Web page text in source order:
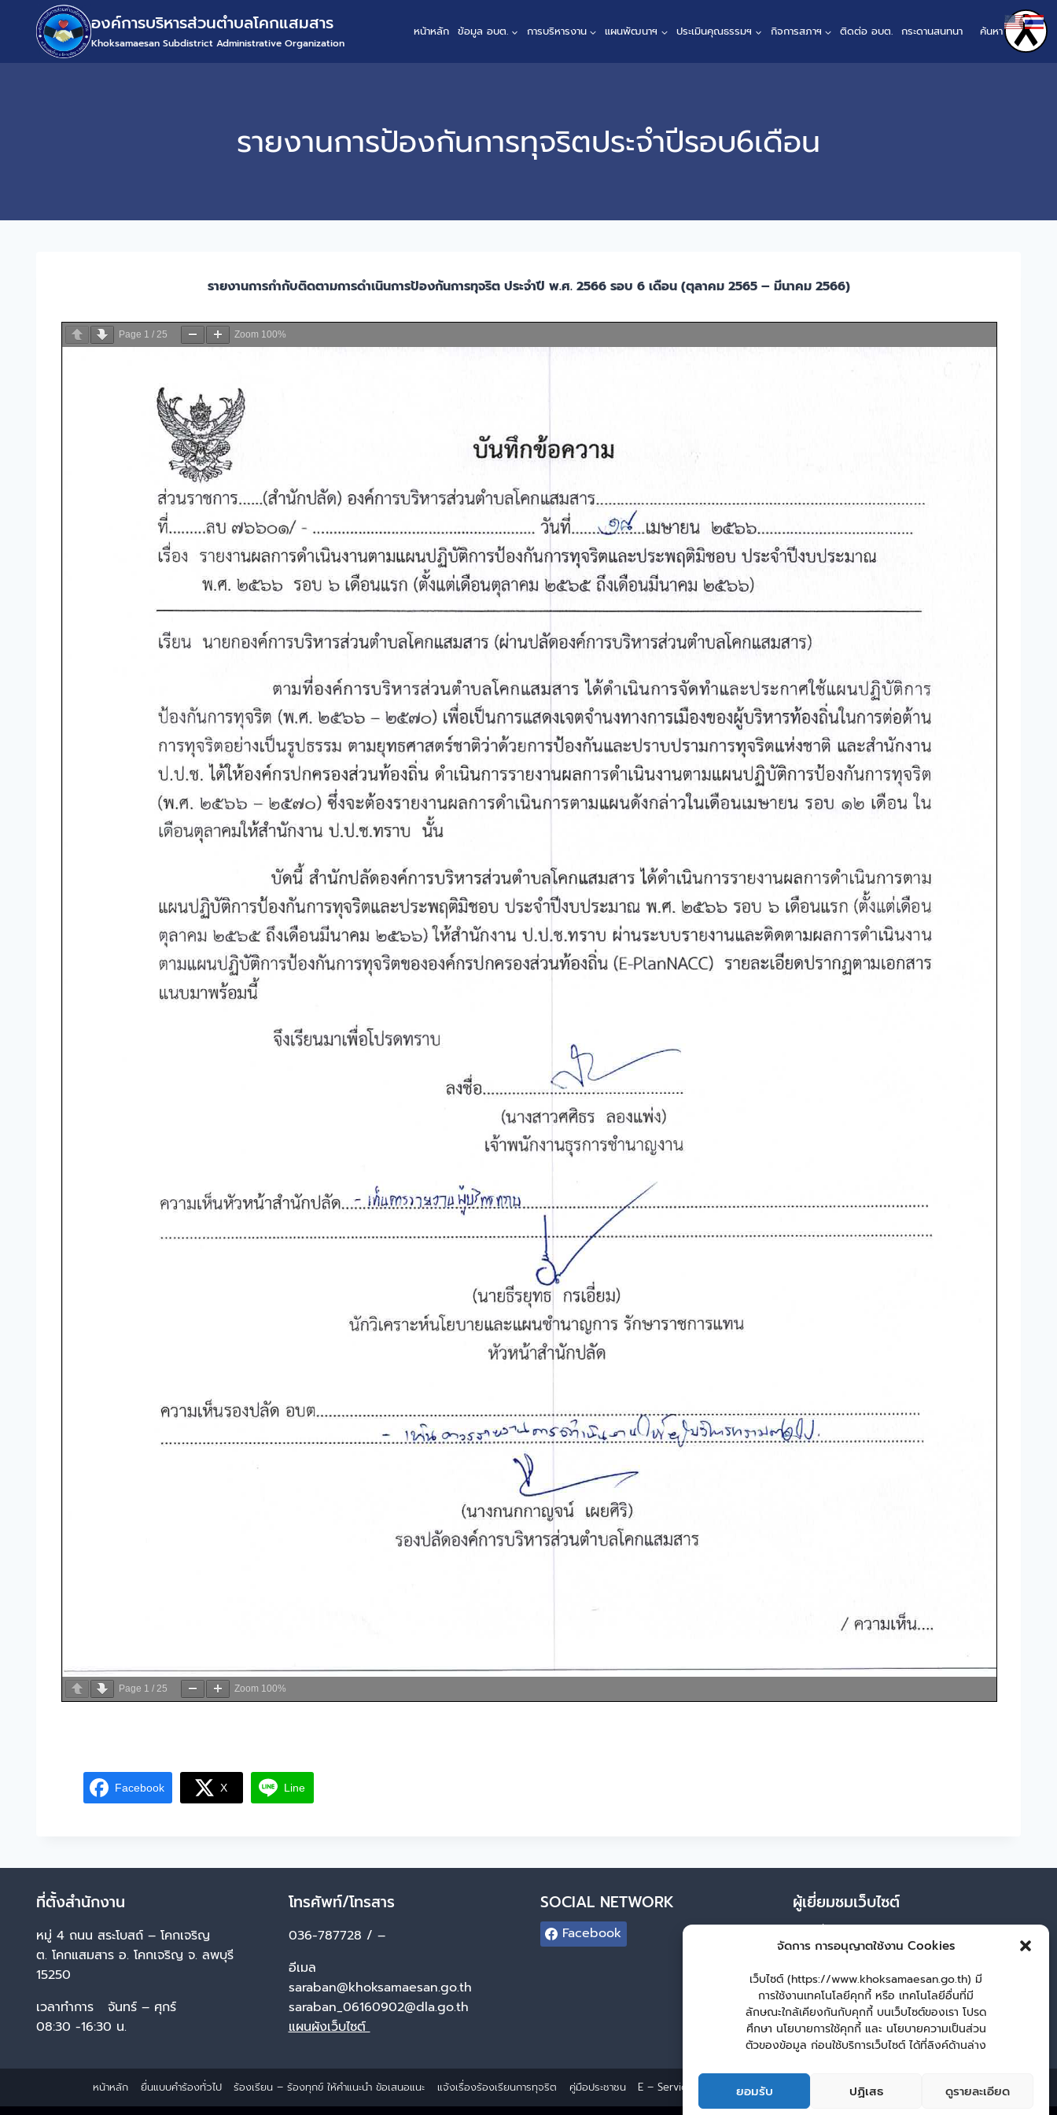
จัดการ การอนุญาตใช้งาน Cookies
เว็บไซต์ (https://www.khoksamaesan.go.th) มี
การใช้งานเทคโนโลยีคุกกี้ หรือ เทคโนโลยีอื่นที่มี
ลักษณะใกล้เคียงกันกับคุกกี้ บนเว็บไซต์ของเรา โปรด
ศึกษา นโยบายการใช้คุกกี้ และ นโยบายความเป็นส่วน
ตัวของข้อมูล ก่อนใช้บริการเว็บไซต์ ได้ที่ลิงค์ด้านล่าง
ยอมรับ ปฏิเสธ ดูรายละเอียด
องค์การบริหารส่วนตำบลโคกแสมสาร
Khoksamaesan Subdistrict Administrative Organization
หน้าหลัก ข้อมูล อบต. การบริหารงาน แผนพัฒนาฯ ประเมินคุณธรรมฯ กิจการสภาฯ ติดต่อ อบต. กระดานสนทนา ค้นหา
รายงานการป้องกันการทุจริตประจำปีรอบ6เดือน
รายงานการกำกับติดตามการดำเนินการป้องกันการทุจริต ประจำปี พ.ศ. 2566 รอบ 6 เดือน (ตุลาคม 2565 – มีนาคม 2566)
Page 1 / 25 Zoom 100%
Page 1 / 25 Zoom 100%
Facebook X Line
ที่ตั้งสำนักงาน
หมู่ 4 ถนน สระโบสถ์ – โคกเจริญ
ต. โคกแสมสาร อ. โคกเจริญ จ. ลพบุรี
15250
เวลาทำการ จันทร์ – ศุกร์
08:30 -16:30 น.
โทรศัพท์/โทรสาร
036-787728 / –
อีเมล
saraban@khoksamaesan.go.th
saraban_06160902@dla.go.th
แผนผังเว็บไซต์
SOCIAL NETWORK
Facebook
ผู้เยี่ยมชมเว็บไซต์
เข้าสู่ระบบ
จัดทำเว็บไซต์
LopburiWebDesign.co
หน้าหลัก ยื่นแบบคำร้องทั่วไป ร้องเรียน – ร้องทุกข์ ให้คำแนะนำ ข้อเสนอแนะ แจ้งเรื่องร้องเรียนการทุจริต คู่มือประชาชน E – Service ศูนย์ข้อมูลข่าวสาร หน่วยงาน กระดานสนทนา ติดต่อ อบต.